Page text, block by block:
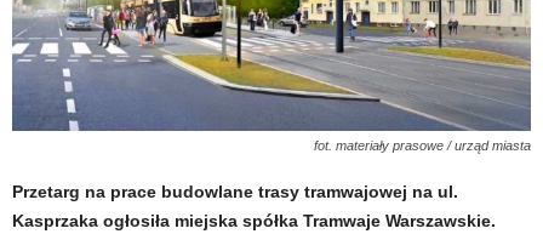
fot. materiały prasowe / urząd miasta
Przetarg na prace budowlane trasy tramwajowej na ul.
Kasprzaka ogłosiła miejska spółka Tramwaje Warszawskie.